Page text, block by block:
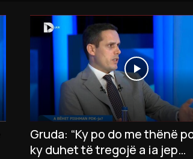
Gruda: “Ky po do me thënë
ky duhet të tregojë a ia jep